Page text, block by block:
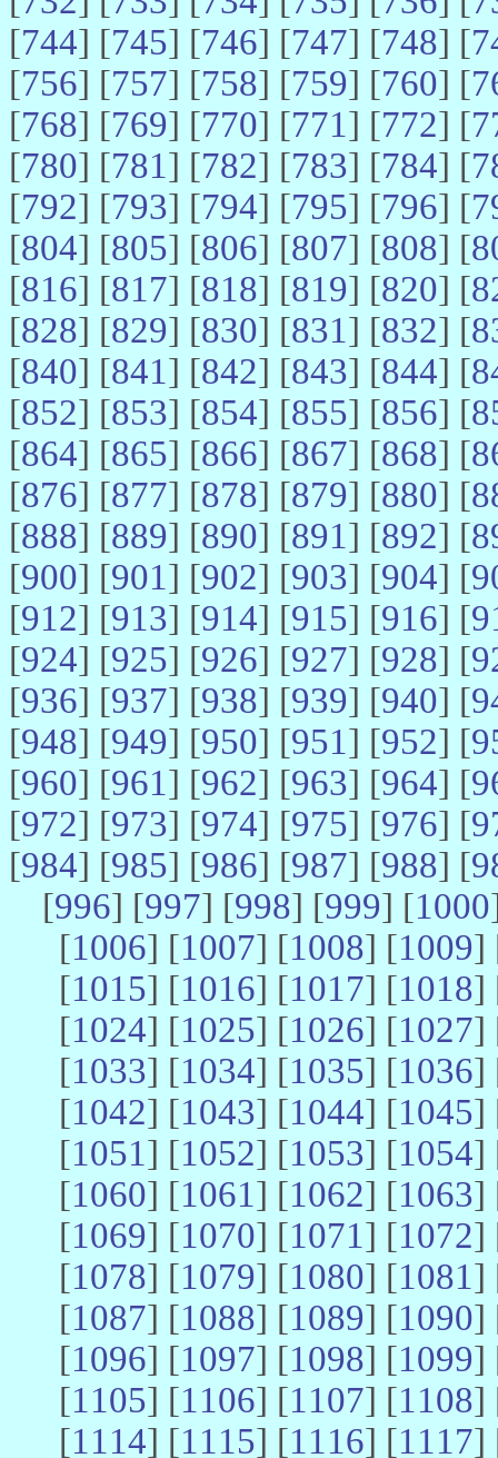
[744] [745] [746] [747] [748] [
[756] [757] [758] [759] [760] [
[768] [769] [770] [771] [772] [
[780] [781] [782] [783] [784] [
[792] [793] [794] [795] [796] [
[804] [805] [806] [807] [808] [
[816] [817] [818] [819] [820] [
[828] [829] [830] [831] [832] [
[840] [841] [842] [843] [844] [
[852] [853] [854] [855] [856] [
[864] [865] [866] [867] [868] [
[876] [877] [878] [879] [880] [
[888] [889] [890] [891] [892] [
[900] [901] [902] [903] [904] [
[912] [913] [914] [915] [916] [
[924] [925] [926] [927] [928] [
[936] [937] [938] [939] [940] [
[948] [949] [950] [951] [952] [
[960] [961] [962] [963] [964] [
[972] [973] [974] [975] [976] [
[984] [985] [986] [987] [988] [
[996] [997] [998] [999] [1000
[1006] [1007] [1008] [1009]
[1015] [1016] [1017] [1018]
[1024] [1025] [1026] [1027]
[1033] [1034] [1035] [1036]
[1042] [1043] [1044] [1045]
[1051] [1052] [1053] [1054]
[1060] [1061] [1062] [1063]
[1069] [1070] [1071] [1072]
[1078] [1079] [1080] [1081]
[1087] [1088] [1089] [1090]
[1096] [1097] [1098] [1099]
[1105] [1106] [1107] [1108]
[1114] [1115] [1116] [1117]